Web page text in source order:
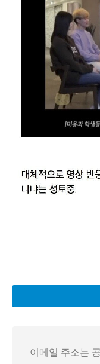
학생들은 "나는
여러 학생들은 "이런
이메일 주소는